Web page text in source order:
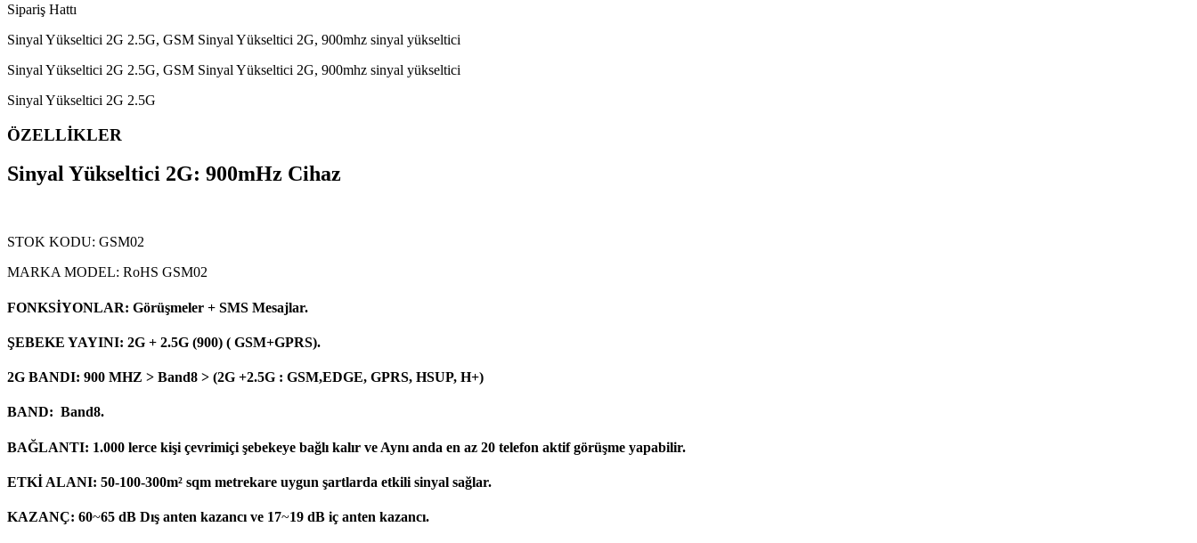
Sipariş Hattı
Sinyal Yükseltici 2G 2.5G, GSM Sinyal Yükseltici 2G, 900mhz sinyal yükseltici
Sinyal Yükseltici 2G 2.5G, GSM Sinyal Yükseltici 2G, 900mhz sinyal yükseltici
Sinyal Yükseltici 2G 2.5G
ÖZELLİKLER
Sinyal Yükseltici 2G: 900mHz Cihaz
STOK KODU: GSM02
MARKA MODEL: RoHS GSM02
FONKSİYONLAR: Görüşmeler + SMS Mesajlar.
ŞEBEKE YAYINI: 2G + 2.5G (900) ( GSM+GPRS).
2G BANDI: 900 MHZ > Band8 > (2G +2.5G : GSM,EDGE, GPRS, HSUP, H+)
BAND: Band8.
BAĞLANTI: 1.000 lerce kişi çevrimiçi şebekeye bağlı kalır ve Aynı anda en az 20 telefon aktif görüşme yapabilir.
ETKİ ALANI: 50-100-300m² sqm metrekare uygun şartlarda etkili sinyal sağlar.
KAZANÇ: 60~65 dB Dış anten kazancı ve 17~19 dB iç anten kazancı.